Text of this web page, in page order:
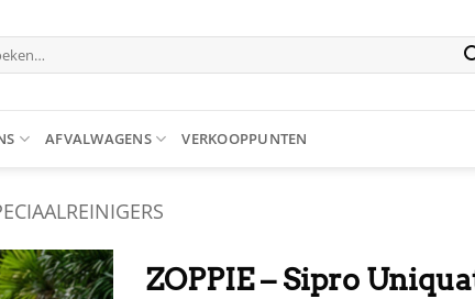
AFVALWAGENS VERKOOPPUNTEN
ZOPPIE – Sipro